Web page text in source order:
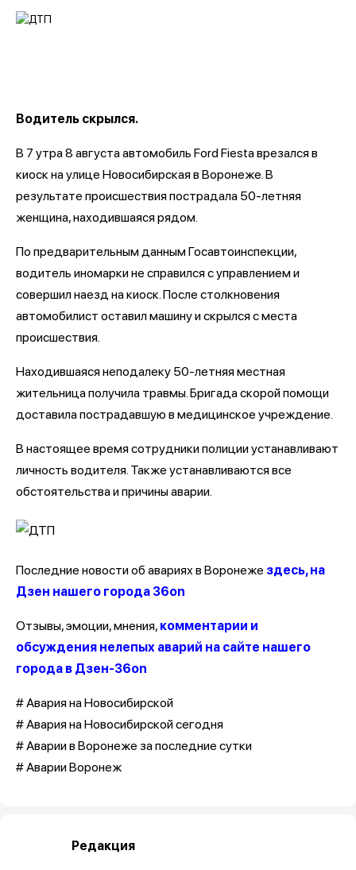
Водитель скрылся.
В 7 утра 8 августа автомобиль Ford Fiesta врезался в
киоск на улице Новосибирская в Воронеже. В
результате происшествия пострадала 50-летняя
женщина, находившаяся рядом.
По предварительным данным Госавтоинспекции,
водитель иномарки не справился с управлением и
совершил наезд на киоск. После столкновения
автомобилист оставил машину и скрылся с места
происшествия.
Находившаяся неподалеку 50-летняя местная
жительница получила травмы. Бригада скорой помощи
доставила пострадавшую в медицинское учреждение.
В настоящее время сотрудники полиции устанавливают
личность водителя. Также устанавливаются все
обстоятельства и причины аварии.
Последние новости об авариях в Воронеже здесь, на
Дзен нашего города 36on
Отзывы, эмоции, мнения, комментарии и
обсуждения нелепых аварий на сайте нашего
города в Дзен-36on
# Авария на Новосибирской
# Авария на Новосибирской сегодня
# Аварии в Воронеже за последние сутки
# Аварии Воронеж
Редакция